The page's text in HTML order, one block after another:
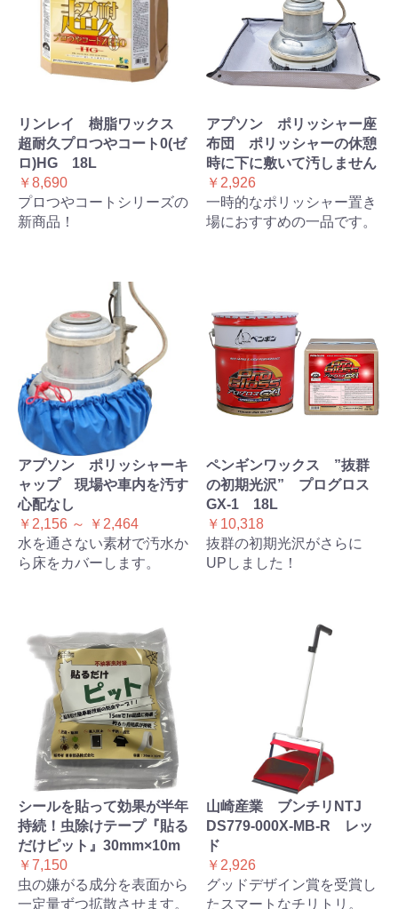
リンレイ 樹脂ワックス
超耐久プロつやコート0(ゼ
ロ)HG 18L
￥8,690
プロつやコートシリーズの
新商品！
アプソン ポリッシャー座
布団 ポリッシャーの休憩
時に下に敷いて汚しません
￥2,926
一時的なポリッシャー置き
場におすすめの一品です。
アプソン ポリッシャーキ
ャップ 現場や車内を汚す
心配なし
￥2,156 ～ ￥2,464
水を通さない素材で汚水か
ら床をカバーします。
ペンギンワックス ”抜群
の初期光沢” プログロス
GX-1 18L
￥10,318
抜群の初期光沢がさらに
UPしました！
シールを貼って効果が半年
持続！虫除けテープ『貼る
だけピット』30mm×10m
￥7,150
虫の嫌がる成分を表面から
一定量ずつ拡散させます。
山崎産業 ブンチリNTJ
DS779-000X-MB-R レッ
ド
￥2,926
グッドデザイン賞を受賞し
たスマートなチリトリ。